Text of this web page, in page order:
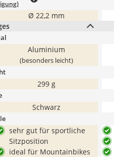
Ø 22,2 mm
Aluminium
(besonders leicht)
299 g
Schwarz
sehr gut für sportliche
Sitzposition
ideal für Mountainbikes